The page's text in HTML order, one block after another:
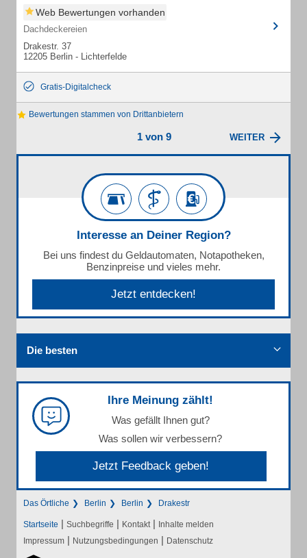
Web Bewertungen vorhanden
Dachdeckereien
Drakestr. 37
12205 Berlin - Lichterfelde
Gratis-Digitalcheck
Bewertungen stammen von Drittanbietern
1 von 9 WEITER
Interesse an Deiner Region?
Bei uns findest du Geldautomaten, Notapotheken,
Benzinpreise und vieles mehr.
Jetzt entdecken!
Die besten
Ihre Meinung zählt!
Was gefällt Ihnen gut?
Was sollen wir verbessern?
Jetzt Feedback geben!
Das Örtliche Berlin Berlin Drakestr
Startseite | Suchbegriffe | Kontakt | Inhalte melden
Impressum | Nutzungsbedingungen | Datenschutz